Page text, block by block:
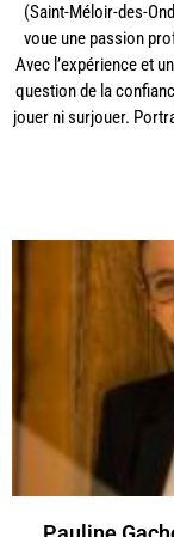
(Saint-Méloir-des-
voue une passion
Avec l’expérience et
question de la
jouer ni surjouer.